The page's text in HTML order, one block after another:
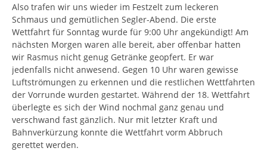
Archiv_2014
Also trafen wir uns wieder im Festzelt zum leckeren
Schmaus und gemütlichen Segler-Abend. Die erste
Wettfahrt für Sonntag wurde für 9:00 Uhr angekündigt! Am
nächsten Morgen waren alle bereit, aber offenbar hatten
wir Rasmus nicht genug Getränke geopfert. Er war
jedenfalls nicht anwesend. Gegen 10 Uhr waren gewisse
Luftströmungen zu erkennen und die restlichen Wettfahrten
der Vorrunde wurden gestartet. Während der 18. Wettfahrt
überlegte es sich der Wind nochmal ganz genau und
verschwand fast gänzlich. Nur mit letzter Kraft und
Bahnverkürzung konnte die Wettfahrt vorm Abbruch
gerettet werden.